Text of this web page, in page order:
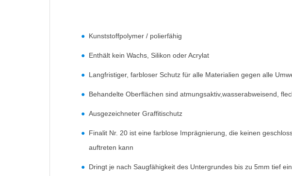
Kunststoffpolymer / polierfähig
Enthält kein Wachs, Silikon oder Acrylat
Langfristiger, farbloser Schutz für alle Materialien gegen alle
Behandelte Oberflächen sind atmungsaktiv,wasserabweisend,
Ausgezeichneter Graffitischutz
Finalit Nr. 20 ist eine farblose Imprägnierung, die keinen
auftreten kann
Dringt je nach Saugfähigkeit des Untergrundes bis zu 5mm tief ein